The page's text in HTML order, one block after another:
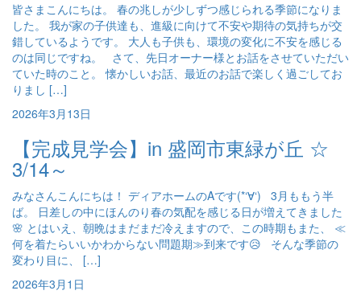
皆さまこんにちは。 春の兆しが少しずつ感じられる季節になりま
した。 我が家の子供達も、進級に向けて不安や期待の気持ちが交
錯しているようです。 大人も子供も、環境の変化に不安を感じる
のは同じですね。 さて、先日オーナー様とお話をさせていただい
ていた時のこと。 懐かしいお話、最近のお話で楽しく過ごしてお
りまし […]
2026年3月13日
【完成見学会】in 盛岡市東緑が丘 ☆
3/14～
みなさんこんにちは！ ディアホームのAです(*‘∀‘) 3月ももう半
ば。 日差しの中にほんのり春の気配を感じる日が増えてきました
🌸 とはいえ、朝晩はまだまだ冷えますので、この時期もまた、 ≪
何を着たらいいかわからない問題期≫到来です😥 そんな季節の
変わり目に、 […]
2026年3月1日